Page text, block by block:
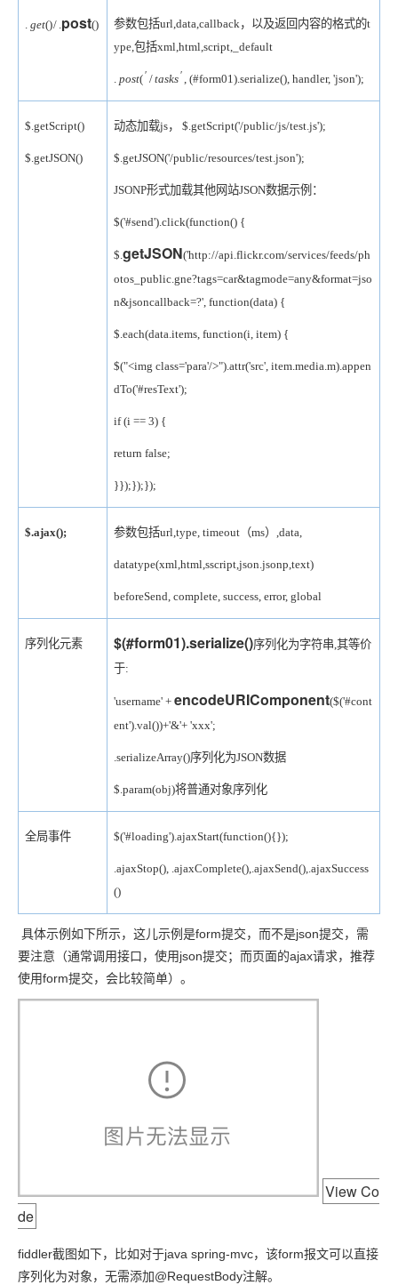
. get()/ .post()
参数包括url,data,callback，以及返回内容的格式的t
ype,包括xml,html,script,_default
. post( ′ /tasks ′, (#form01).serialize(), handler, 'json');
$.getScript()
$.getJSON()
动态加载js， $.getScript('/public/js/test.js');
$.getJSON('/public/resources/test.json');
JSONP形式加载其他网站JSON数据示例：
$('#send').click(function() {
$.getJSON('http://api.flickr.com/services/feeds/ph
otos_public.gne?tags=car&tagmode=any&format=jso
n&jsoncallback=?', function(data) {
$.each(data.items, function(i, item) {
$("<img class='para'/>").attr('src', item.media.m).appen
dTo('#resText');
if (i == 3) {
return false;
}});});});
$.ajax(); 参数包括url,type, timeout（ms）,data,
datatype(xml,html,sscript,json.jsonp,text)
beforeSend, complete, success, error, global
序列化元素 $(#form01).serialize()序列化为字符串,其等价
于:
'username' + encodeURIComponent($('#cont
ent').val())+'&'+ 'xxx';
.serializeArray()序列化为JSON数据
$.param(obj)将普通对象序列化
全局事件 $('#loading').ajaxStart(function(){});
.ajaxStop(), .ajaxComplete(),.ajaxSend(),.ajaxSuccess
()
具体示例如下所示，这儿示例是form提交，而不是json提交，需
要注意（通常调用接口，使用json提交；而页面的ajax请求，推荐
使用form提交，会比较简单）。
View Co
de
fiddler截图如下，比如对于java spring-mvc，该form报文可以直接
序列化为对象，无需添加@RequestBody注解。